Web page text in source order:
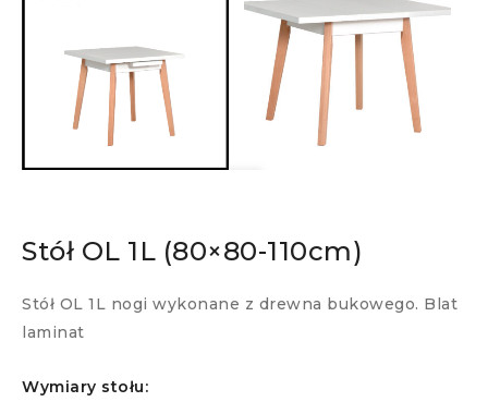
Stół OL 1L (80×80-110cm)
Stół OL 1L nogi wykonane z drewna bukowego. Blat
laminat
Wymiary stołu: